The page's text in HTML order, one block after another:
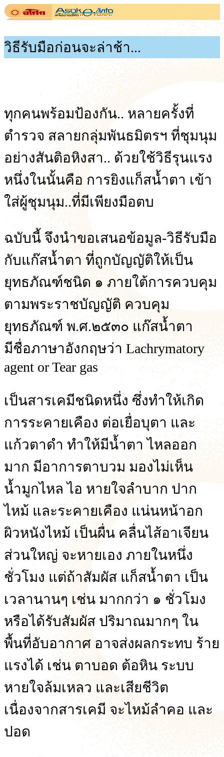
วิธีรับมือก่อนจะล่าช้า...
ทุกคนพร้อมป้องกัน.. หลายครั้งที่
ตำรวจ สลายกลุ่มพันธมิตรฯ ที่ชุมนุม
อย่างสันติอหิงสา.. ด้วยใช้วิธีรุนแรง
หนึ่งในนั้นคือ การยิงแก็สน้ำตา เข้า
ใส่ผู้ชุมนุม..ที่มีเพียงมือตบ
ฉบับนี้ จึงนำขอเสนอข้อมูล-วิธีรับมือ
กับแก๊สน้ำตา ที่ถูกบัญญัติให้เป็น
ยุทธภัณฑ์ชนิด ๑ ภายใต้การควบคุม
ตามพระราชบัญญัติ ควบคุม
ยุทธภัณฑ์ พ.ศ.๒๕๓๐ แก๊สน้ำตา
มีชื่อภาษาอังกฤษว่า Lachrymatory
agent or Tear gas
เป็นสารเคมีชนิดหนึ่ง ซึ่งทำให้เกิด
การระคายเคือง ต่อเยื่อบุตา และ
แก้วตาดำ ทำให้มีน้ำตา ไหลออก
มาก มีอาการตาบวม มองไม่เห็น
น้ำมูกไหล ไอ หายใจลำบาก ปาก
ไหม้ และระคายเคือง แน่นหน้าอก
ผิวหนังไหม้ เป็นผื่น คลื่นไส้อาเจียน
ส่วนใหญ่ จะหายเอง ภายในหนึ่ง
ชั่วโมง แต่ถ้าสัมผัส แก็สน้ำตา เป็น
เวลานานๆ เช่น มากกว่า ๑ ชั่วโมง
หรือได้รับสัมผัส ปริมาณมากๆ ใน
พื้นที่อับอากาศ อาจส่งผลกระทบ ร้าย
แรงได้ เช่น ตาบอด ต้อหิน ระบบ
หายใจล้มเหลว และเสียชีวิต
เนื่องจากสารเคมี จะไหม้ลำคอ และ
ปอด